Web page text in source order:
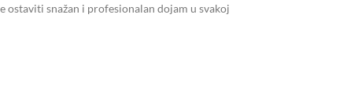
ostaviti snažan i profesionalan dojam u svakoj